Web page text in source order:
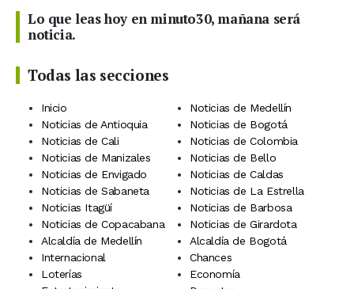
Lo que leas hoy en minuto30, mañana será
noticia.
Todas las secciones
Inicio
Noticias de Medellín
Noticias de Antioquia
Noticias de Bogotá
Noticias de Cali
Noticias de Colombia
Noticias de Manizales
Noticias de Bello
Noticias de Envigado
Noticias de Caldas
Noticias de Sabaneta
Noticias de La Estrella
Noticias Itagüí
Noticias de Barbosa
Noticias de Copacabana
Noticias de Girardota
Alcaldía de Medellín
Alcaldía de Bogotá
Internacional
Chances
Loterías
Economía